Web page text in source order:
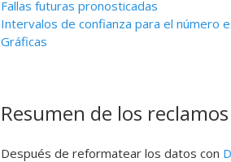
Fallas futuras pronosticadas
Intervalos de confianza para el número
Gráficas
Resumen de los
Después de reformatear los datos con